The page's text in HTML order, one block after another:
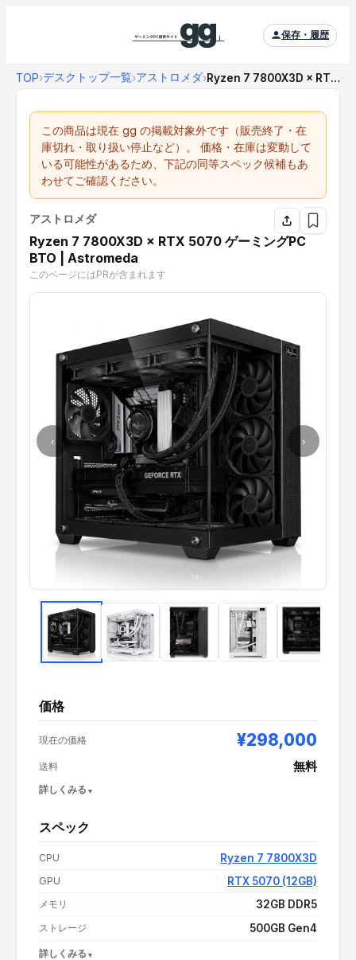
保存・履歴
TOP›デスクトップ一覧›アストロメダ› Ryzen 7 7800X3D × RTX 507...
この商品は現在 gg の掲載対象外です（販売終了・在
庫切れ・取り扱い停止など）。 価格・在庫は変動して
いる可能性があるため、下記の同等スペック候補もあ
わせてご確認ください。
アストロメダ
Ryzen 7 7800X3D × RTX 5070 ゲーミングPC
BTO | Astromeda
このページにはPRが含まれます
‹ ›
価格
現在の価格 ¥298,000
送料 無料
詳しくみる
支払い額（値引き・送料込み） ¥298,000
スペック
CPU Ryzen 7 7800X3D
GPU RTX 5070 (12GB)
メモリ 32GB DDR5
ストレージ 500GB Gen4
詳しくみる